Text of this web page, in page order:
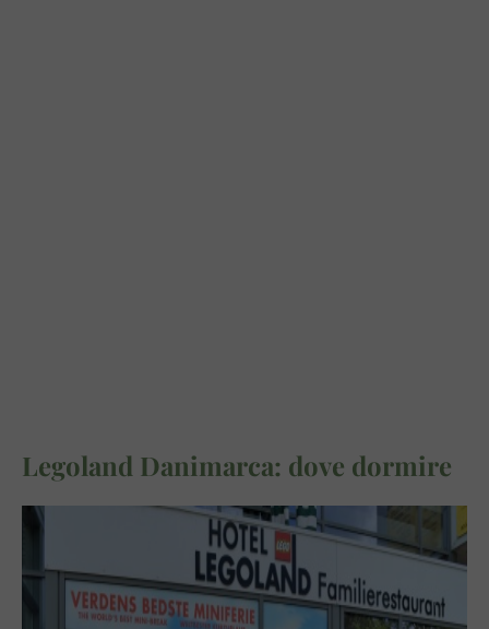
Legoland Danimarca: dove dormire